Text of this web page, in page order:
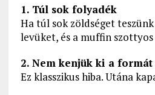
1. Túl sok folyadék
Ha túl sok zöldséget
levüket, és a muffin szottyos
2. Nem kenjük ki a formát
Ez klasszikus hiba. Utána